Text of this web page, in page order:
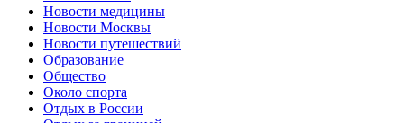
Новости медицины
Новости Москвы
Новости путешествий
Образование
Общество
Около спорта
Отдых в России